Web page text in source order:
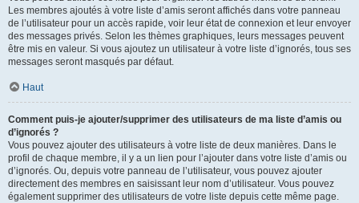
Les membres ajoutés à votre liste d’amis seront affichés dans votre panneau
de l’utilisateur pour un accès rapide, voir leur état de connexion et leur envoyer
des messages privés. Selon les thèmes graphiques, leurs messages peuvent
être mis en valeur. Si vous ajoutez un utilisateur à votre liste d’ignorés, tous ses
messages seront masqués par défaut.
Haut
Comment puis-je ajouter/supprimer des utilisateurs de ma liste d’amis ou
d’ignorés ?
Vous pouvez ajouter des utilisateurs à votre liste de deux manières. Dans le
profil de chaque membre, il y a un lien pour l’ajouter dans votre liste d’amis ou
d’ignorés. Ou, depuis votre panneau de l’utilisateur, vous pouvez ajouter
directement des membres en saisissant leur nom d’utilisateur. Vous pouvez
également supprimer des utilisateurs de votre liste depuis cette même page.